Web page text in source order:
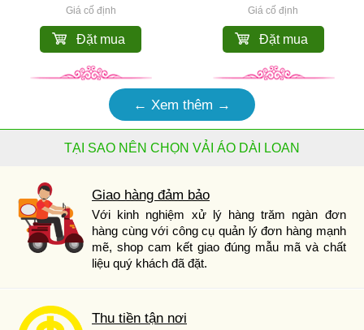
Giá cố định
Đặt mua
Giá cố định
Đặt mua
← Xem thêm →
TẠI SAO NÊN CHỌN VẢI ÁO DÀI LOAN
Giao hàng đảm bảo
Với kinh nghiệm xử lý hàng trăm ngàn đơn
hàng cùng với công cụ quản lý đơn hàng mạnh
mẽ, shop cam kết giao đúng mẫu mã và chất
liệu quý khách đã đặt.
Thu tiền tận nơi